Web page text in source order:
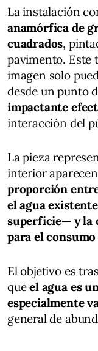
La instalación
anamórfica de
cuadrados,
pavimento. Este
imagen solo
desde un punto
impactante
interacción del
La pieza
interior
proporción
el agua
superficie— y la
para el
El objetivo es
queel agua es
especialmente
general de